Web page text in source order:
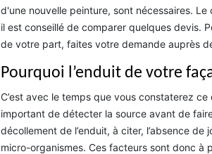
d'une nouvelle peinture, sont nécessaires.
il est conseillé de comparer quelques devis.
de votre part, faites votre demande auprès
Pourquoi l’enduit de votre
C’est avec le temps que vous constaterez
important de détecter la source avant de
décollement de l’enduit, à citer, l’absence
micro-organismes. Ces facteurs sont donc à